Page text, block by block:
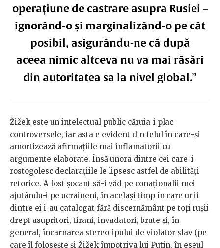
operațiune de castrare asupra Rusiei –
ignorând-o și marginalizând-o pe cât
posibil, asigurându-ne că după
aceea nimic altceva nu va mai răsări
din autoritatea sa la nivel global.”
Žižek este un intelectual public căruia-i plac
controversele, iar asta e evident din felul în care-și
amortizează afirmațiile mai inflamatorii cu
argumente elaborate. Însă unora dintre cei care-i
rostogolesc declarațiile le lipsesc astfel de abilități
retorice. A fost șocant să-i văd pe conaționalii mei
ajutându-i pe ucraineni, în același timp în care unii
dintre ei i-au catalogat fără discernământ pe toți rușii
drept asupritori, tirani, invadatori, brute și, în
general, încarnarea stereotipului de violator slav (pe
care îl folosește și Žižek împotriva lui Putin, în eseul